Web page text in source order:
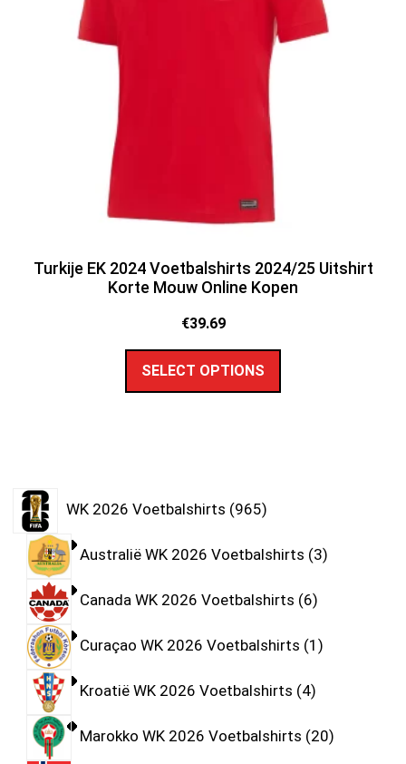
Turkije EK 2024 Voetbalshirts 2024/25 Uitshirt
Korte Mouw Online Kopen
€39.69
SELECT OPTIONS
WK 2026 Voetbalshirts 965
Australië WK 2026 Voetbalshirts 3
Canada WK 2026 Voetbalshirts 6
Curaçao WK 2026 Voetbalshirts 1
Kroatië WK 2026 Voetbalshirts 4
Marokko WK 2026 Voetbalshirts 20